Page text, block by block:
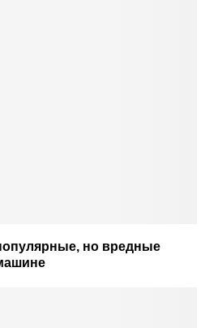
но вредные